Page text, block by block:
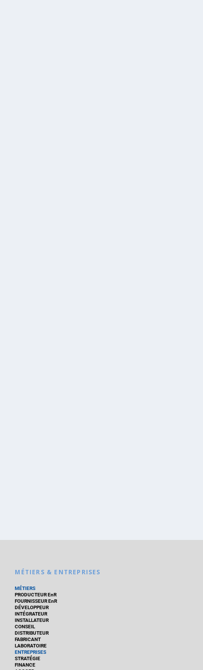
MÉTIERS & ENTREPRISES
MÉTIERS
PRODUCTEUR EnR
FOURNISSEUR EnR
DÉVELOPPEUR
INTÉGRATEUR
INSTALLATEUR
CONSEIL
DISTRIBUTEUR
FABRICANT
LABORATOIRE
ENTREPRISES
STRATÉGIE
FINANCE